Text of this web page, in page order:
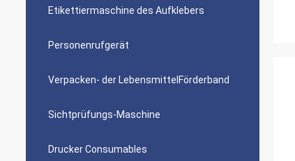
Etikettiermaschine des Aufklebers
Personenrufgerät
Verpacken- der LebensmittelFörderband
Sichtprüfungs-Maschine
Drucker Consumables